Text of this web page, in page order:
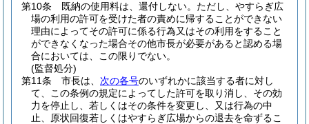
第10条
既納の使用料は、還付しない。 ただし、やすらぎ広
場の利用の許可を受けた者の責めに帰することができない
理由によってその許可に係る行為又はその利用をすること
ができなくなった場合その他市長が必要があると認める場
合においては、この限りでない。
(監督処分)
第11条
市長は、 次の各号のいずれかに該当する者に対し
て、この条例の規定によってした許可を取り消し、その効
力を停止し、若しくはその条件を変更し、又は行為の中
止、原状回復若しくはやすらぎ広場からの退去を命ずるこ